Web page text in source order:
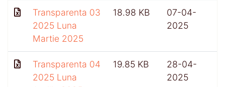
Transparenta 03
2025 Luna
Martie 2025
18.98 KB
07-04-
2025
Transparenta 04
2025 Luna
19.85 KB
28-04-
2025